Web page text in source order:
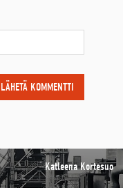
Katleena Kortesuo